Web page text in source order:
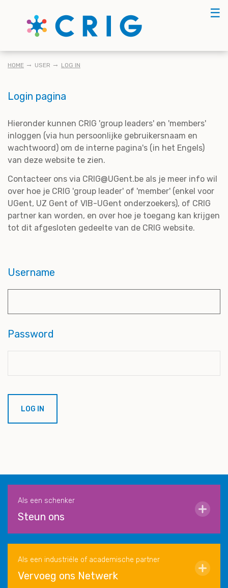
☰
KRUIMELPAD
HOME USER LOG IN
Login pagina
Hieronder kunnen CRIG 'group leaders' en 'members'
inloggen (via hun persoonlijke gebruikersnaam en
wachtwoord) om de interne pagina's (in het Engels)
van deze website te zien.
Contacteer ons via CRIG@UGent.be als je meer info wil
over hoe je CRIG 'group leader' of 'member' (enkel voor
UGent, UZ Gent of VIB-UGent onderzoekers), of CRIG
partner kan worden, en over hoe je toegang kan krijgen
tot dit afgesloten gedeelte van de CRIG website.
Username
Password
Als een schenker
Steun ons
Als een industriële of academische partner
Vervoeg ons Netwerk